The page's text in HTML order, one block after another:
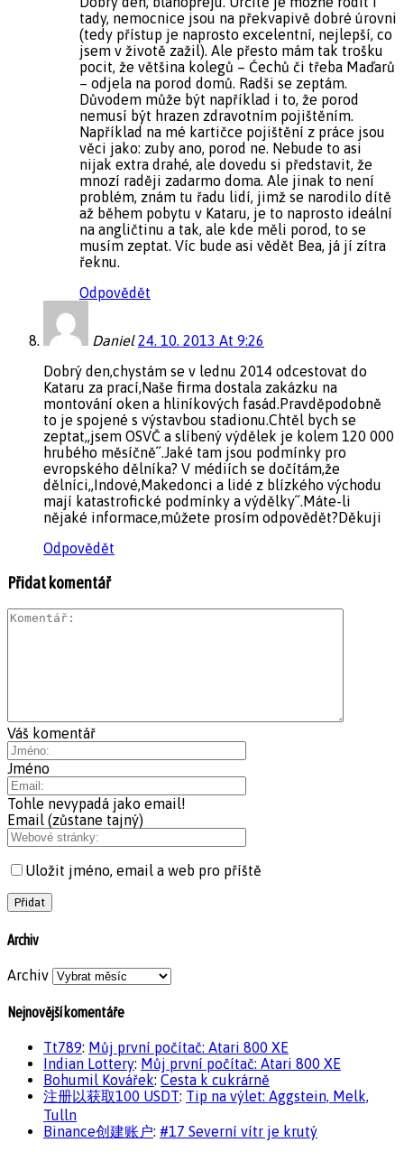
tady, nemocnice jsou na překvapivě dobré úrovni
(tedy přístup je naprosto excelentní, nejlepší, co
jsem v životě zažil). Ale přesto mám tak trošku
pocit, že většina kolegů – Ćechů či třeba Maďarů
– odjela na porod domů. Radši se zeptám.
Důvodem může být například i to, že porod
nemusí být hrazen zdravotním pojištěním.
Například na mé kartičce pojištění z práce jsou
věci jako: zuby ano, porod ne. Nebude to asi
nijak extra drahé, ale dovedu si představit, že
mnozí raději zadarmo doma. Ale jinak to není
problém, znám tu řadu lidí, jimž se narodilo dítě
až během pobytu v Kataru, je to naprosto ideální
na angličtinu a tak, ale kde měli porod, to se
musím zeptat. Víc bude asi vědět Bea, já jí zítra
řeknu.
Odpovědět
Daniel 24. 10. 2013 At 9:26
Dobrý den,chystám se v lednu 2014 odcestovat do
Kataru za prací,Naše firma dostala zakázku na
montování oken a hliníkových fasád.Pravděpodobně
to je spojené s výstavbou stadionu.Chtěl bych se
zeptat,,jsem OSVČ a slíbený výdělek je kolem 120 000
hrubého měsíčně´´.Jaké tam jsou podmínky pro
evropského dělníka? V médiích se dočítám,že
dělníci,,Indové,Makedonci a lidé z blízkého východu
mají katastrofické podmínky a výdělky´´.Máte-li
nějaké informace,můžete prosím odpovědět?Děkuji
Odpovědět
Přidat komentář
Váš komentář
Jméno
Tohle nevypadá jako email!
Email (zůstane tajný)
Uložit jméno, email a web pro příště
Archiv
Archiv
Nejnovější komentáře
Tt789: Můj první počítač: Atari 800 XE
Indian Lottery: Můj první počítač: Atari 800 XE
Bohumil Kovářek: Cesta k cukrárně
注册以获取100 USDT: Tip na výlet: Aggstein, Melk,
Tulln
Binance创建账户: #17 Severní vítr je krutý